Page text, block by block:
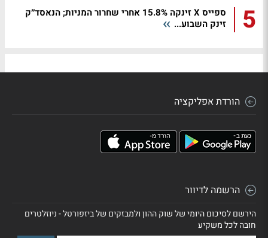
5
ספייס X זינקה 15.8% אחרי שחרור המניות; הנאסד״ק
זינק השבוע...
הורדת אפליקציה
הרשמה לדיוור
הירשם לסיכום היומי של שוק ההון ולמבזקים של ביזפורטל - ניוזלטרים
חובה לכל משקיע